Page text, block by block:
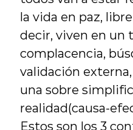
la vida en paz,
decir, viven en un
complacencia,
validación
una sobre
realidad(causa-
Estos son los 3